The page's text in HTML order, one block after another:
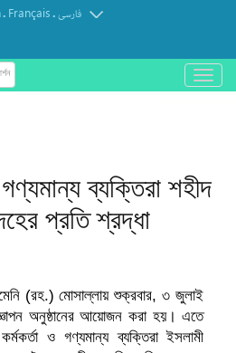
. Français.فارسی
باز
و
হযরত ঈসা (আ.)
ব্যক্তিরা শহীদ
প্রতি শ্রদ্ধা
(রহ.) মোসাল্লায় শুক্রবার, ৩ জুলাই
অনুষ্ঠানের আয়োজন করা হয়। এতে
ও গণ্যমান্য ব্যক্তিরা ইসলামী